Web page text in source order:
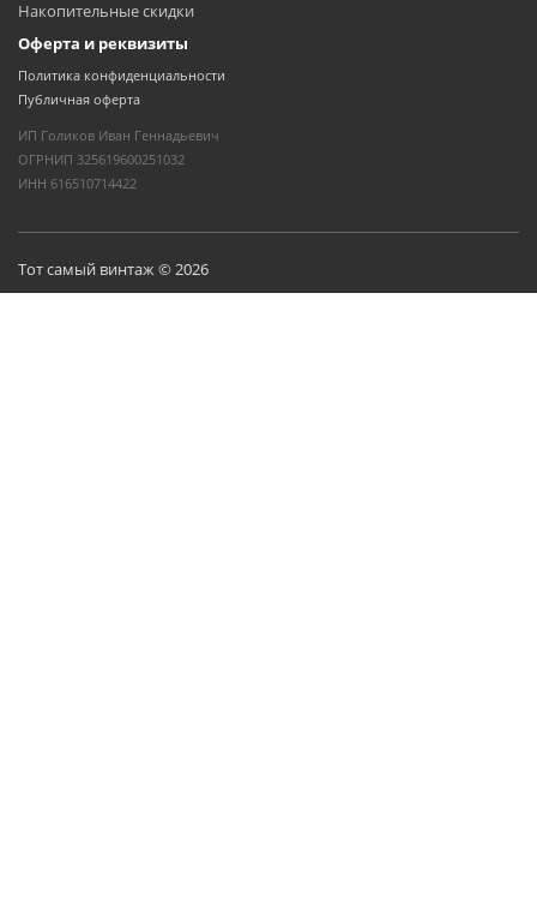
Накопительные скидки
Оферта и реквизиты
Политика конфиденциальности
Публичная оферта
ИП Голиков Иван Геннадьевич
ОГРНИП 325619600251032
ИНН 616510714422
Тот самый винтаж © 2026